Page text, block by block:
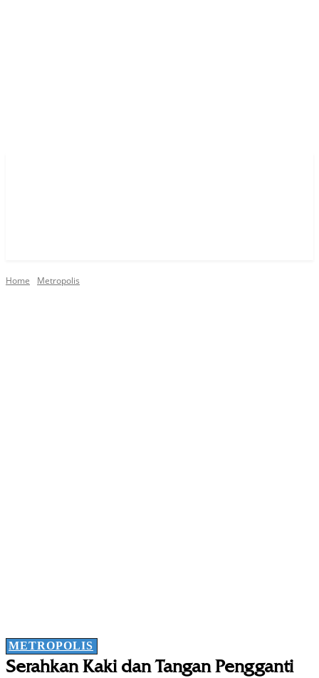
Home Metropolis
METROPOLIS
Serahkan Kaki dan Tangan Pengganti